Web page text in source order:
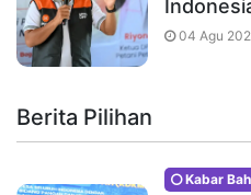
04 Agu
Berita Pilihan
Kabar